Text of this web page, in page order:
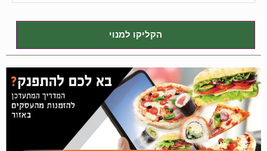
הקליקו למנוי